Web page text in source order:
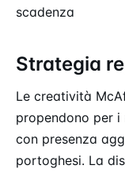
scadenza
Strategia
Le creatività
propendono per i
con presenza
portoghesi. La